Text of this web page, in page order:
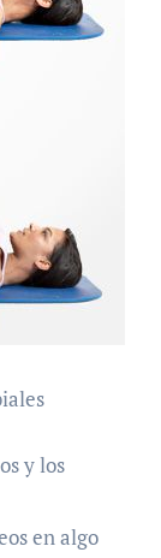
y los
en algo